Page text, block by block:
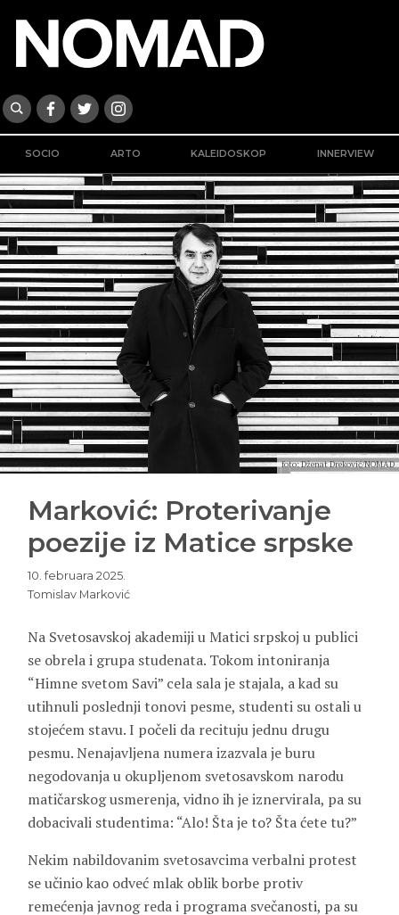
SOCIO ARTO KALEIDOSKOP INNERVIEW
foto: Dženat Dreković/NOMAD
Marković: Proterivanje
poezije iz Matice srpske
10. februara 2025.
Tomislav Marković
Na Svetosavskoj akademiji u Matici srpskoj u publici
se obrela i grupa studenata. Tokom intoniranja
“Himne svetom Savi” cela sala je stajala, a kad su
utihnuli poslednji tonovi pesme, studenti su ostali u
stojećem stavu. I počeli da recituju jednu drugu
pesmu. Nenajavljena numera izazvala je buru
negodovanja u okupljenom svetosavskom narodu
matičarskog usmerenja, vidno ih je iznervirala, pa su
dobacivali studentima: “Alo! Šta je to? Šta ćete tu?”
Nekim nabildovanim svetosavcima verbalni protest
se učinio kao odveć mlak oblik borbe protiv
remećenja javnog reda i programa svečanosti, pa su